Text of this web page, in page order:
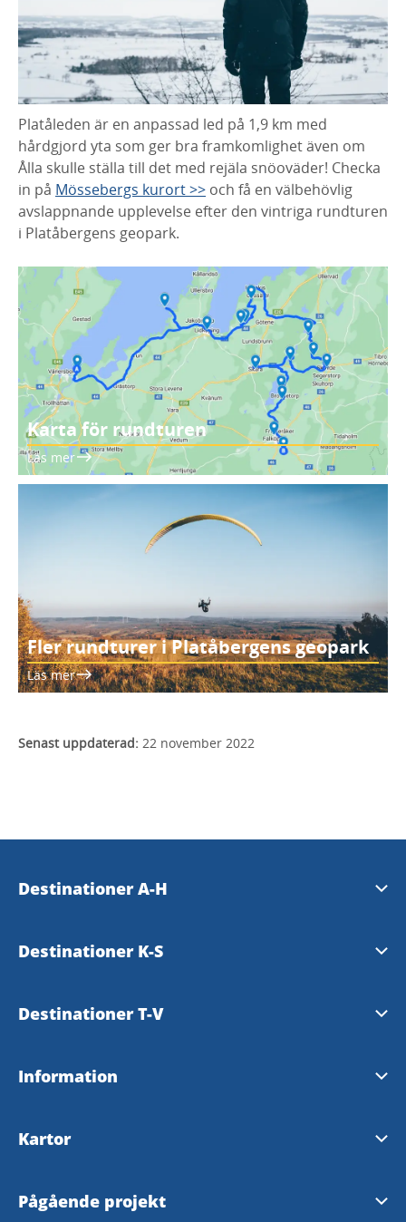
Platåleden är en anpassad led på 1,9 km med
hårdgjord yta som ger bra framkomlighet även om
Ålla skulle ställa till det med rejäla snöoväder! Checka
in på Mössebergs kurort >> och få en välbehövlig
avslappnande upplevelse efter den vintriga rundturen
i Platåbergens geopark.
Karta för rundturen
Läs mer
Fler rundturer i Platåbergens geopark
Läs mer
Senast uppdaterad: 22 november 2022
Destinationer A-H
Essunga
Gullspång
Hjo
Destinationer K-S
Karlsborg
Skara
Skövde
Destinationer T-V
Tibro
Vara
Information
Tillgänglighetsredogörelse
Kartor
Skaraborgskartan
Pågående projekt